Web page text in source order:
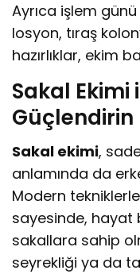
Ayrıca işlem
losyon, tıraş
hazırlıklar, ekim
Sakal Ekimi
Güçlendirin
Sakal ekimi,
anlamında da
Modern
sayesinde, hayat
sakallara sahip
seyrekliği ya da